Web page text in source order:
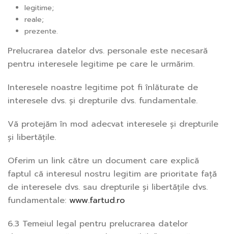
legitime;
reale;
prezente.
Prelucrarea datelor dvs. personale este necesară
pentru interesele legitime pe care le urmărim.
Interesele noastre legitime pot fi înlăturate de
interesele dvs. și drepturile dvs. fundamentale.
Vă protejăm în mod adecvat interesele și drepturile
și libertățile.
Oferim un link către un document care explică
faptul că interesul nostru legitim are prioritate față
de interesele dvs. sau drepturile și libertățile dvs.
fundamentale: www.fartud.ro
6.3 Temeiul legal pentru prelucrarea datelor